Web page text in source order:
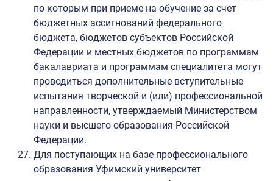
по которым при приеме на обучение за счет
бюджетных ассигнований федерального
бюджета, бюджетов субъектов Российской
Федерации и местных бюджетов по программам
бакалавриата и программам специалитета могут
проводиться дополнительные вступительные
испытания творческой и (или) профессиональной
направленности, утверждаемый Министерством
науки и высшего образования Российской
Федерации.
Для поступающих на базе профессионального
образования Уфимский университет